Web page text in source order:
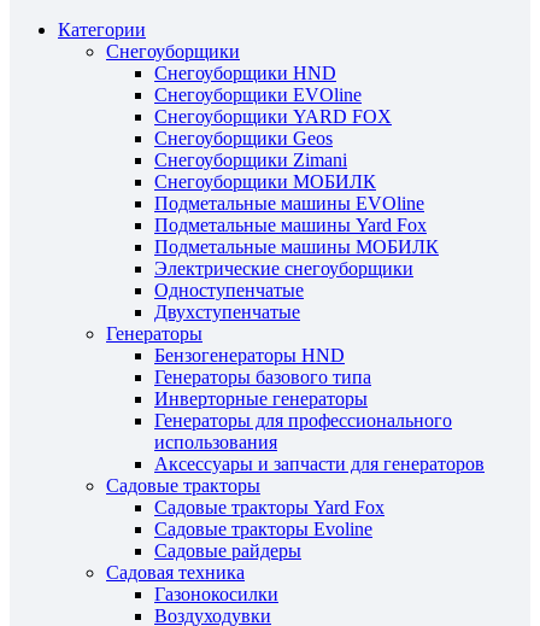
Категории
Снегоуборщики
Снегоуборщики HND
Снегоуборщики EVOline
Снегоуборщики YARD FOX
Снегоуборщики Geos
Снегоуборщики Zimani
Снегоуборщики МОБИЛК
Подметальные машины EVOline
Подметальные машины Yard Fox
Подметальные машины МОБИЛК
Электрические снегоуборщики
Одноступенчатые
Двухступенчатые
Генераторы
Бензогенераторы HND
Генераторы базового типа
Инверторные генераторы
Генераторы для профессионального
использования
Аксессуары и запчасти для генераторов
Садовые тракторы
Садовые тракторы Yard Fox
Садовые тракторы Evoline
Садовые райдеры
Садовая техника
Газонокосилки
Воздуходувки